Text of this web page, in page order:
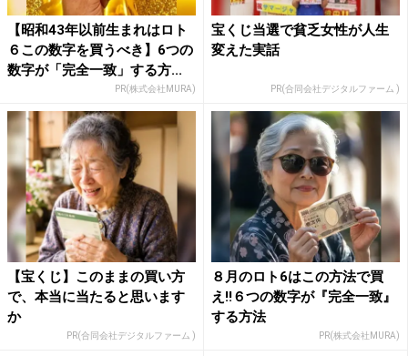
【昭和43年以前生まれはロト
６この数字を買うべき】6つの
数字が「完全一致」する方...
PR(株式会社MURA)
宝くじ当選で貧乏女性が人生
変えた実話
PR(合同会社デジタルファーム )
【宝くじ】このままの買い方
で、本当に当たると思います
か
PR(合同会社デジタルファーム )
８月のロト6はこの方法で買
え!!６つの数字が『完全一致』
する方法
PR(株式会社MURA)